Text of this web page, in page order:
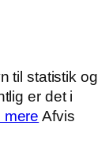
til statistik og
er det i
Afvis